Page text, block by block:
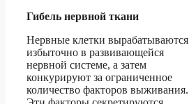
Гибель нервной ткани
Нервные клетки вырабатываются
избыточно в развивающейся
нервной системе, а затем
конкурируют за ограниченное
количество факторов выживания.